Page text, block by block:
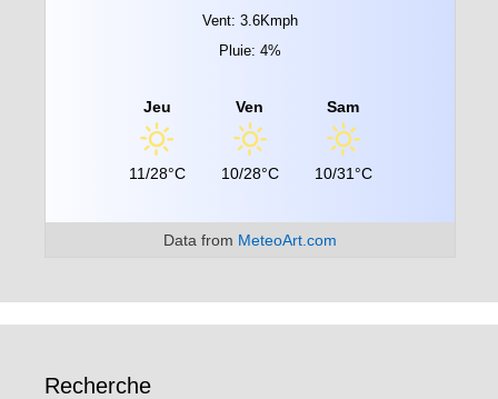
Vent: 3.6Kmph
Pluie: 4%
Jeu
11/28°C
Ven
10/28°C
Sam
10/31°C
Data from MeteoArt.com
Recherche